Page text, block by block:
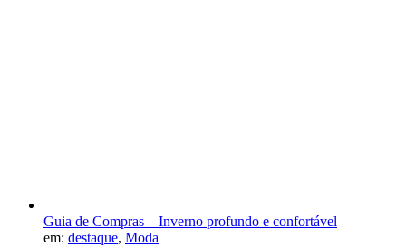
Guia de Compras – Inverno profundo e confortável
em: destaque, Moda